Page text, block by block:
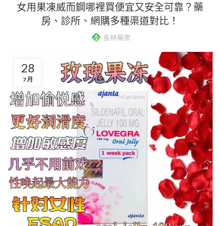
女用果凍威而鋼哪裡買便宜又安全可靠？藥
房、診所、網購多種渠道對比！
長林藥業
28
7 月